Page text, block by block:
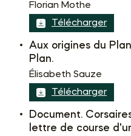
Florian Mothe
Télécharger
Aux origines du
Plan.
Élisabeth Sauze
Télécharger
Document.
lettre de course